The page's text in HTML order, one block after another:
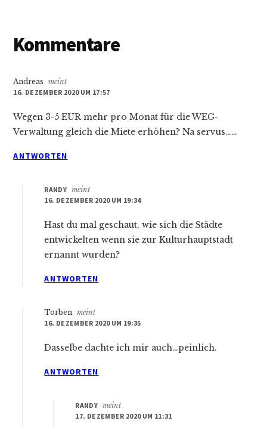
Leser-
Kommentare
Andreas
meint
16. DEZEMBER 2020 UM 17:57
Wegen 3-5 EUR mehr pro Monat für die WEG-
Verwaltung gleich die Miete erhöhen? Na servus……
ANTWORTEN
RANDY meint
16. DEZEMBER 2020 UM 19:34
Hast du mal geschaut, wie sich die Städte
entwickelten wenn sie zur Kulturhauptstadt
ernannt wurden?
ANTWORTEN
Torben meint
16. DEZEMBER 2020 UM 19:35
Dasselbe dachte ich mir auch…peinlich.
ANTWORTEN
RANDY meint
17. DEZEMBER 2020 UM 11:31